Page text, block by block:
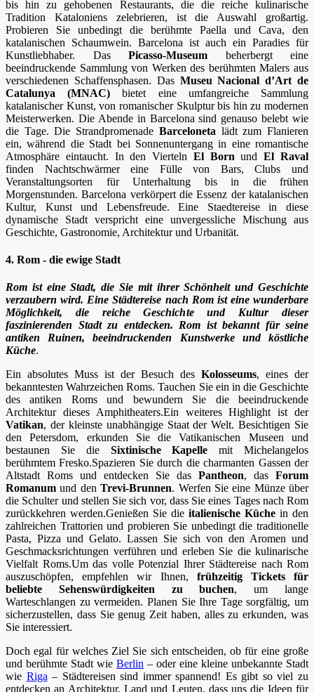
bis hin zu gehobenen Restaurants, die die reiche kulinarische
Tradition Kataloniens zelebrieren, ist die Auswahl großartig.
Probieren Sie unbedingt die berühmte Paella und Cava, den
katalanischen Schaumwein. Barcelona ist auch ein Paradies für
Kunstliebhaber. Das Picasso-Museum beherbergt eine
beeindruckende Sammlung von Werken des berühmten Malers aus
verschiedenen Schaffensphasen. Das Museu Nacional d’Art de
Catalunya (MNAC) bietet eine umfangreiche Sammlung
katalanischer Kunst, von romanischer Skulptur bis hin zu modernen
Meisterwerken. Die Abende in Barcelona sind genauso belebt wie
die Tage. Die Strandpromenade Barceloneta lädt zum Flanieren
ein, während die Stadt bei Sonnenuntergang in eine romantische
Atmosphäre eintaucht. In den Vierteln El BornundEl Raval
finden Nachtschwärmer eine Fülle von Bars, Clubs und
Veranstaltungsorten für Unterhaltung bis in die frühen
Morgenstunden. Barcelona verkörpert die Essenz der katalanischen
Kultur, Kunst und Lebensfreude. Eine Staedtereise in diese
dynamische Stadt verspricht eine unvergessliche Mischung aus
Geschichte, Gastronomie, Architektur und Urbanität.
4. Rom - die ewige Stadt
Rom ist eine Stadt, die Sie mit ihrer Schönheit und Geschichte
verzaubern wird. Eine Städtereise nach Rom ist eine wunderbare
Möglichkeit, die reiche Geschichte und Kultur dieser
faszinierenden Stadt zu entdecken. Rom ist bekannt für seine
antiken Ruinen, beeindruckenden Kunstwerke und köstliche
Küche.
Ein absolutes Muss ist der Besuch des Kolosseums, eines der
bekanntesten Wahrzeichen Roms. Tauchen Sie ein in die Geschichte
des antiken Roms und bewundern Sie die beeindruckende
Architektur dieses Amphitheaters.Ein weiteres Highlight ist der
Vatikan, der kleinste unabhängige Staat der Welt. Besichtigen Sie
den Petersdom, erkunden Sie die Vatikanischen Museen und
bestaunen Sie die Sixtinische Kapelle mit Michelangelos
berühmtem Fresko.Spazieren Sie durch die charmanten Gassen der
Altstadt Roms und entdecken Sie das Pantheon, das Forum
Romanum und denTrevi-Brunnen. Werfen Sie eine Münze über
die Schulter und stellen Sie sich vor, dass Sie eines Tages nach Rom
zurückkehren werden.Genießen Sie die italienische Küche in den
zahlreichen Trattorien und probieren Sie unbedingt die traditionelle
Pasta, Pizza und Gelato. Lassen Sie sich von den Aromen und
Geschmacksrichtungen verführen und erleben Sie die kulinarische
Vielfalt Roms.Um das volle Potenzial Ihrer Städtereise nach Rom
auszuschöpfen, empfehlen wir Ihnen, frühzeitig Tickets für
beliebte Sehenswürdigkeiten zu buchen, um lange
Warteschlangen zu vermeiden. Planen Sie Ihre Tage sorgfältig, um
sicherzustellen, dass Sie genug Zeit haben, alles zu erkunden, was
Sie interessiert.
Doch egal für welches Ziel Sie sich entscheiden, ob für eine große
und berühmte Stadt wie Berlin – oder eine kleine unbekannte Stadt
wie Riga– Städtereisen sind immer spannend! Es gibt so viel zu
entdecken an Architektur, Land und Leuten, dass uns die Ideen für